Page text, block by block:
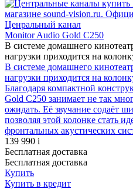
Ценральный канал
Monitor Audio Gold C250
В системе домашнего
нагрузки приходится на
В системе домашнего
нагрузки приходится на
Благодаря компактной
Gold C250 занимает не так
ожидать. Её звучание содаёт
позволяя этой колонке стать
фронтальных акустических
139 990 i
Бесплатная доставка
Бесплатная доставка
Купить
Купить в кредит